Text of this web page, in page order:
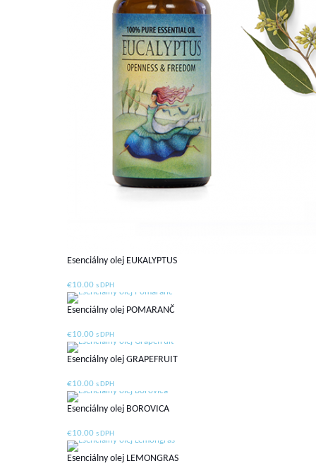
Esenciálny olej EUKALYPTUS
€10.00 s DPH
Esenciálny olej POMARANČ
€10.00 s DPH
Esenciálny olej GRAPEFRUIT
€10.00 s DPH
Esenciálny olej BOROVICA
€10.00 s DPH
Esenciálny olej LEMONGRAS